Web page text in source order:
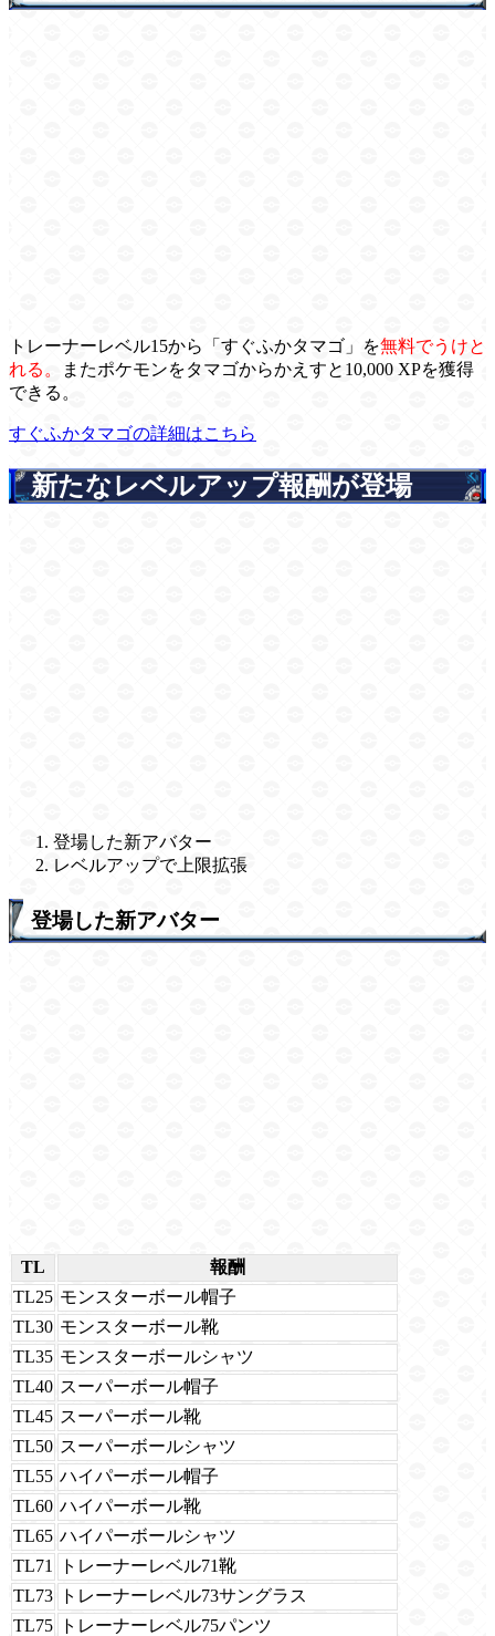
トレーナーレベル15から「すぐふかタマゴ」を無料でうけと
れる。
またポケモンをタマゴからかえすと10,000 XPを獲得
できる。
すぐふかタマゴの詳細はこちら
新たなレベルアップ報酬が登場
登場した新アバター
レベルアップで上限拡張
登場した新アバター
TL
報酬
TL25 モンスターボール帽子
TL30 モンスターボール靴
TL35 モンスターボールシャツ
TL40 スーパーボール帽子
TL45 スーパーボール靴
TL50 スーパーボールシャツ
TL55 ハイパーボール帽子
TL60 ハイパーボール靴
TL65 ハイパーボールシャツ
TL71
トレーナーレベル71靴
TL73
トレーナーレベル73サングラス
TL75
トレーナーレベル75パンツ